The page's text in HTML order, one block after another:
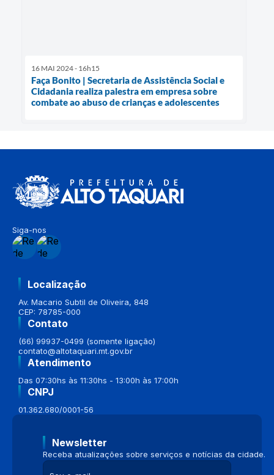
16 MAI 2024 - 16h15
Faça Bonito | Secretaria de Assistência Social e
Cidadania realiza palestra em empresa sobre
combate ao abuso de crianças e adolescentes
Siga-nos
Localização
Av. Macario Subtil de Oliveira, 848
CEP: 78785-000
Contato
(66) 99937-0499 (somente ligação)
contato@altotaquari.mt.gov.br
Atendimento
Das 07:30hs às 11:30hs - 13:00h às 17:00h
CNPJ
01.362.680/0001-56
Newsletter
Receba atualizações sobre serviços e notícias da cidade.